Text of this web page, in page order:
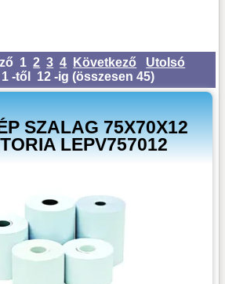
1 2 3 4 Következő
Utolsó
1 -től 12 -ig (összesen 45)
SZALAG 75X70X12
LEPV757012